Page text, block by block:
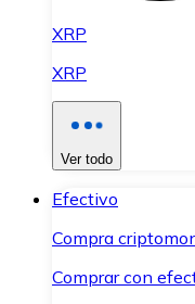
XRP
XRP
Ver todo
Efectivo
Compra
Comprar con